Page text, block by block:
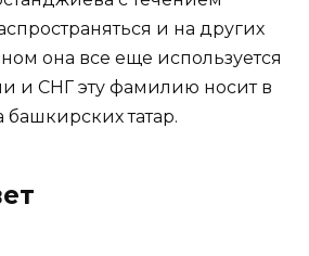
и на других
она все еще используется
и СНГ эту фамилию носит в
татар.